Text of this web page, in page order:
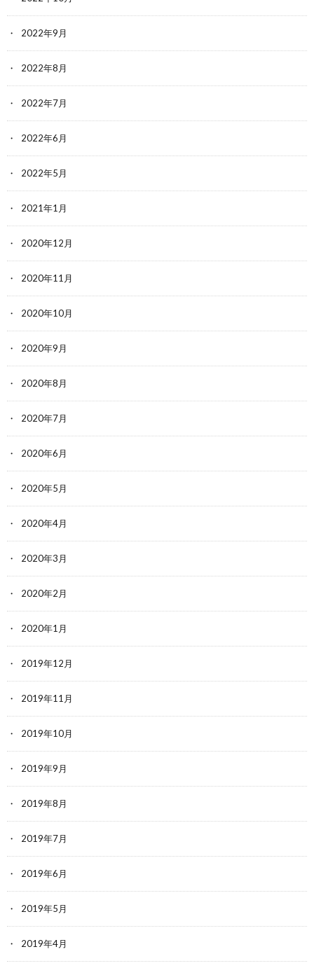
2022年9月
2022年8月
2022年7月
2022年6月
2022年5月
2021年1月
2020年12月
2020年11月
2020年10月
2020年9月
2020年8月
2020年7月
2020年6月
2020年5月
2020年4月
2020年3月
2020年2月
2020年1月
2019年12月
2019年11月
2019年10月
2019年9月
2019年8月
2019年7月
2019年6月
2019年5月
2019年4月